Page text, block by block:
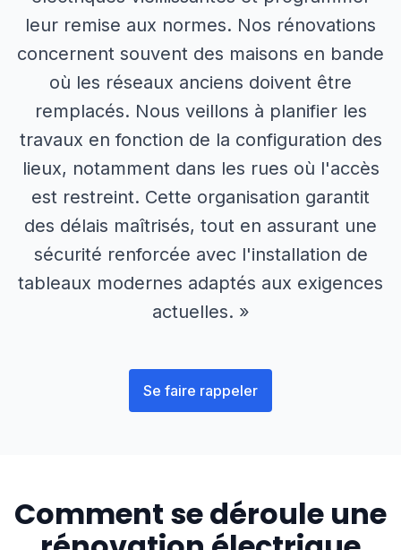
leur remise aux normes. Nos rénovations
concernent souvent des maisons en bande
où les réseaux anciens doivent être
remplacés. Nous veillons à planifier les
travaux en fonction de la configuration des
lieux, notamment dans les rues où l'accès
est restreint. Cette organisation garantit
des délais maîtrisés, tout en assurant une
sécurité renforcée avec l'installation de
tableaux modernes adaptés aux exigences
actuelles. »
Se faire rappeler
Comment se déroule une